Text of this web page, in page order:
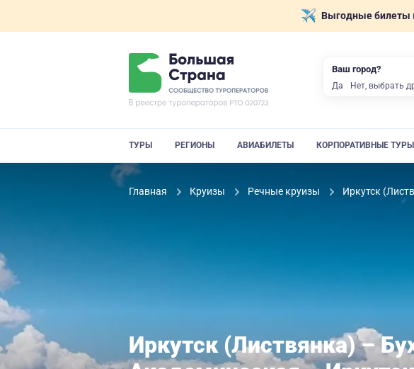
Выгодные билеты
ТУРЫ РЕГИОНЫ АВИАБИЛЕТЫ КОРПОРАТИВНЫЕ ТУРЫ
Главная Круизы Речные круизы Иркутск
Иркутск (Листвянка) –
Ваш город?
Да Нет, выбрать